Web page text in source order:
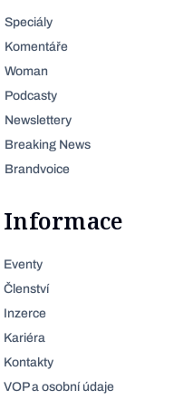
Speciály
Komentáře
Woman
Podcasty
Newslettery
Breaking News
Brandvoice
Informace
Eventy
Členství
Inzerce
Kariéra
Kontakty
VOP a osobní údaje